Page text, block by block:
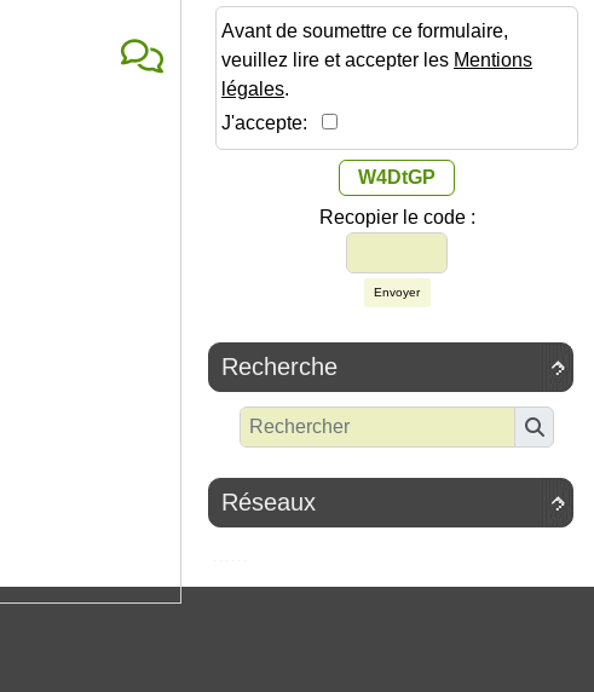
Avant de soumettre ce formulaire,
veuillez lire et accepter les Mentions
légales.
J'accepte:
W4DtGP
Recopier le code :
Envoyer

Recherche

Réseaux